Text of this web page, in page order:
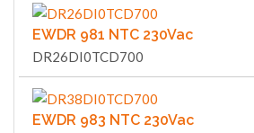
EWDR 981 NTC 230Vac
DR26DI0TCD700
EWDR 983 NTC 230Vac